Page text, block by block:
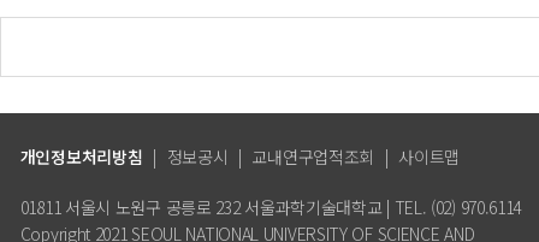
개인정보처리방침 | 정보공시 | 교내연구업적조회 | 사이트맵
01811 서울시 노원구 공릉로 232 서울과학기술대학교 | TEL. (02) 970.6114
Copyright 2021 SEOUL NATIONAL UNIVERSITY OF SCIENCE AND